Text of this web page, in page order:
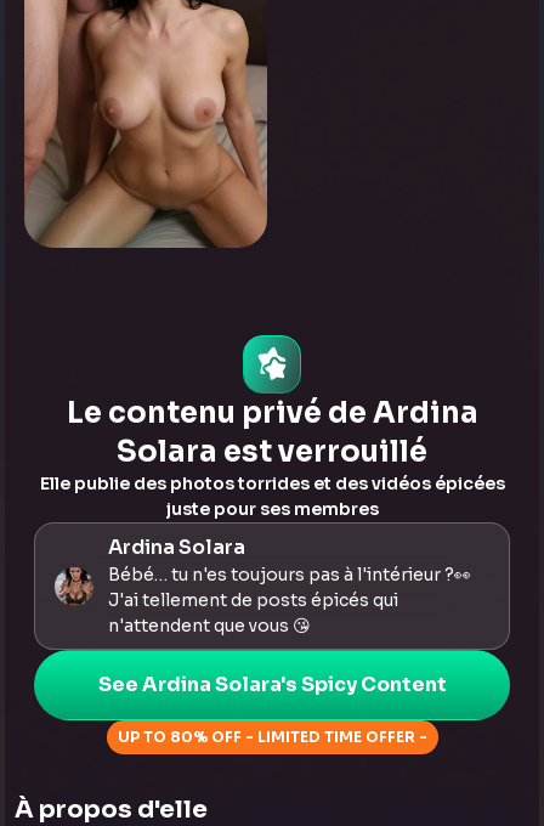
Le contenu privé de Ardina
Solara est verrouillé
Elle publie des photos torrides et des vidéos épicées
juste pour ses membres
Ardina Solara
Bébé… tu n'es toujours pas à l'intérieur ?👀
J'ai tellement de posts épicés qui
n'attendent que vous 😘
See Ardina Solara's Spicy Content
UP TO 80% OFF - LIMITED TIME OFFER -
À propos d'elle